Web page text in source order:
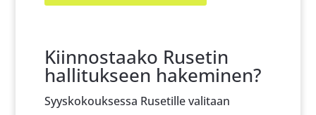
Kiinnostaako Rusetin
hallitukseen hakeminen?
Syyskokouksessa Rusetille valitaan